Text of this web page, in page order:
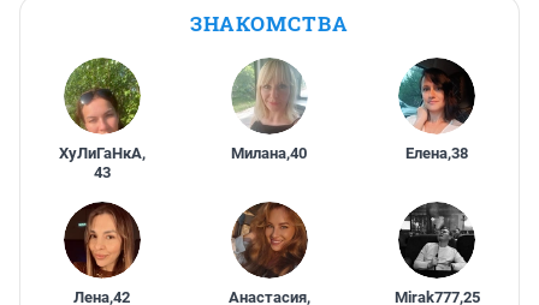
ЗНАКОМСТВА
ХуЛиГаНкА,
43
Милана,40 Елена,38
Лена,42 Анастасия, Mirak777,25